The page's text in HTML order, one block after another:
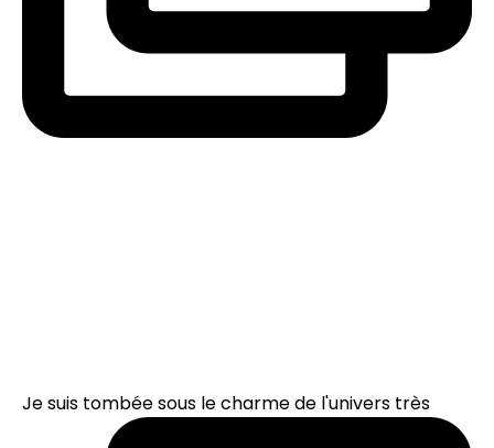
Je suis tombée sous le charme de l'univers très